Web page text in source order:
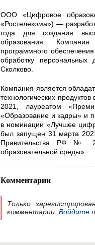
ООО «Цифровое
«Ростелекома») —
года для создания
образования.
программного
обработку
Сколково.
Компания является
технологических
2021, лауреатом
«Образование и кадры» и
в номинации «Лучшее
был запущен 31 марта
Правительства РФ №
образовательной среды».
Комментарии
Только
комментарии. Войдите